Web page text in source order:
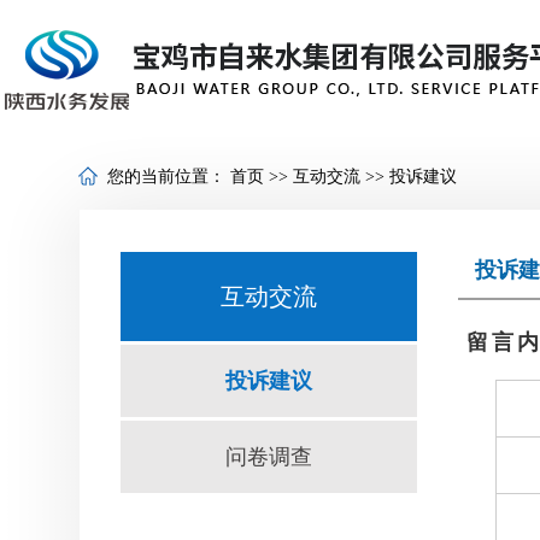
您的当前位置： 首页 >> 互动交流 >> 投诉建议
互动交流
投诉建议
问卷调查
投诉
留言